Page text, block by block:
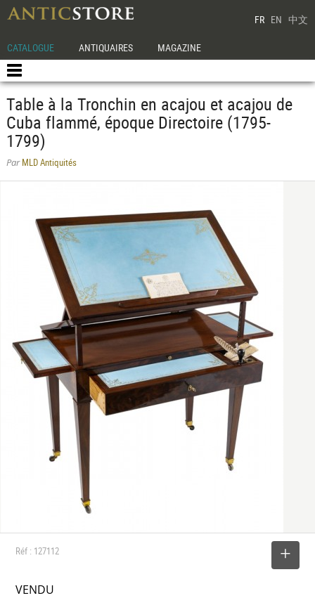
FR EN 中文
CATALOGUE ANTIQUAIRES MAGAZINE
Table à la Tronchin en acajou et acajou de
Cuba flammé, époque Directoire (1795-
1799)
ParMLD Antiquités
Réf : 127112
VENDU